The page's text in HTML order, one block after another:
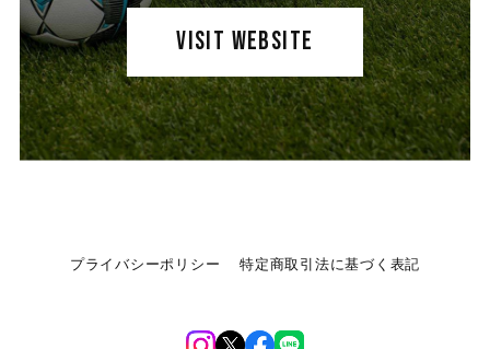
VISIT WEBSITE
プライバシーポリシー 特定商取引法に基づく表記